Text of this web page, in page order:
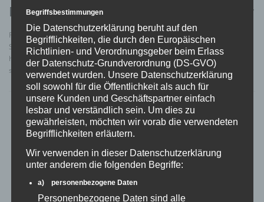
MDR: Waffenrecht ist bereits sehr restriktiv
Radiointerview zum Thema Waffenrecht mit Roland Ermer, Präsident des
Sächsischen Schützenbundes.
https://www.mdr.de/nachrichten/podcast/interview/audio-waffenrecht-
sportschuetzen-schuetzenbund-100.html
Begriffsbestimmungen
Die Datenschutzerklärung beruht auf den
Begrifflichkeiten, die durch den Europäischen
Richtlinien- und Verordnungsgeber beim Erlass
der Datenschutz-Grundverordnung (DS-GVO)
verwendet wurden. Unsere Datenschutzerklärung
soll sowohl für die Öffentlichkeit als auch für
unsere Kunden und Geschäftspartner einfach
lesbar und verständlich sein. Um dies zu
gewährleisten, möchten wir vorab die verwendeten
Begrifflichkeiten erläutern.
Wir verwenden in dieser Datenschutzerklärung
unter anderem die folgenden Begriffe:
a) personenbezogene Daten
Personenbezogene Daten sind alle